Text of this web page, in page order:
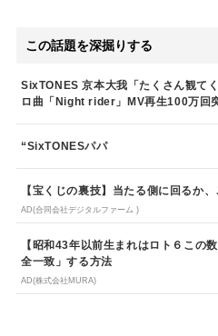
この話題を深掘りする
SixTONES 京本大我「たくさん観て
ロ曲「Night rider」MV再生100万回
“SixTONESパパ
【宝くじの裏技】当たる側に回るか
AD(合同会社デジタルファーム )
【昭和43年以前生まれはロト６この
全一致」する方法
AD(株式会社MURA)